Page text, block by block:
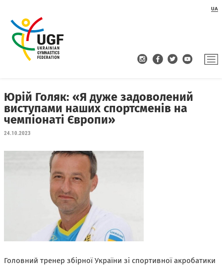
UA
Юрій Голяк: «Я дуже задоволений
виступами наших спортсменів на
чемпіонаті Європи»
24.10.2023
Головний тренер збірної України зі спортивної акробатики